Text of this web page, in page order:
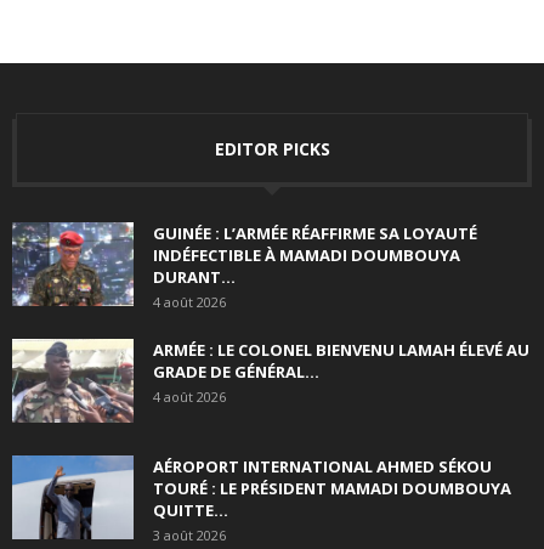
EDITOR PICKS
GUINÉE : L’ARMÉE RÉAFFIRME SA LOYAUTÉ
INDÉFECTIBLE À MAMADI DOUMBOUYA
DURANT...
4 août 2026
ARMÉE : LE COLONEL BIENVENU LAMAH ÉLEVÉ AU
GRADE DE GÉNÉRAL...
4 août 2026
AÉROPORT INTERNATIONAL AHMED SÉKOU
TOURÉ : LE PRÉSIDENT MAMADI DOUMBOUYA
QUITTE...
3 août 2026